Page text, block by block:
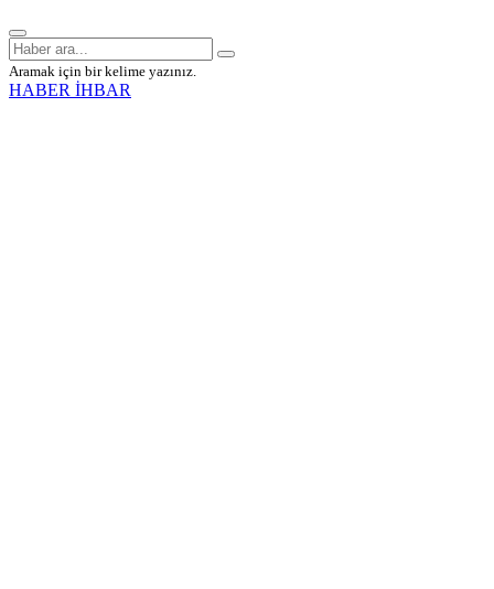
Aramak için bir kelime yazınız.
HABER İHBAR